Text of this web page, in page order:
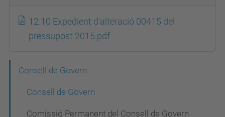
12.10 Expedient d'alteració 00415 del
pressupost 2015.pdf
Consell de Govern
Consell de Govern
Comissió Permanent del Consell de Govern